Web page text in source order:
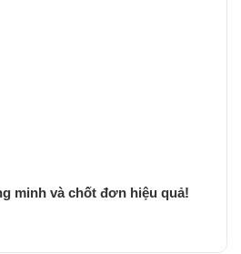
minh và chốt đơn hiệu quả!